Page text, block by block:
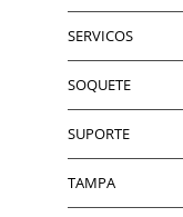
SERVICOS
SOQUETE
SUPORTE
TAMPA